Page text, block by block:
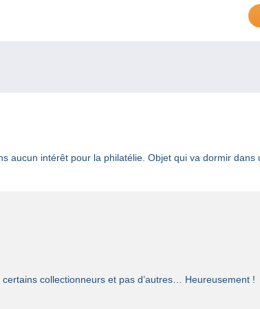
aucun intérêt pour la philatélie. Objet qui va dormir
collectionneurs et pas d’autres… Heureusement !